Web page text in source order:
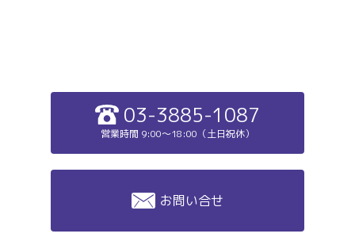
03-3885-1087
営業時間 9:00～18:00（土日祝休）
お問い合せ